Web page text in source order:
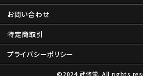
お問い合わせ
特定商取引
プライバシーポリシー
©2024 武修堂. All rights